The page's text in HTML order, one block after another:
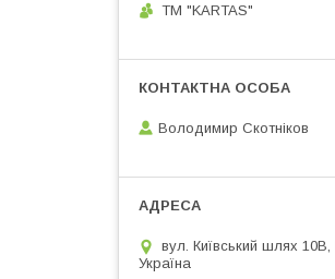
TM "KARTAS"
Володимир Скотніков
вул. Київський шлях 10В,
Україна